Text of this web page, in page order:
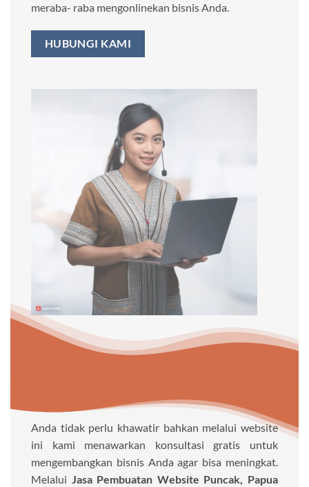
meraba- raba mengonlinekan bisnis Anda.
HUBUNGI KAMI
Anda tidak perlu khawatir bahkan melalui website
ini kami menawarkan konsultasi gratis untuk
mengembangkan bisnis Anda agar bisa meningkat.
Melalui Jasa Pembuatan Website Puncak, Papua